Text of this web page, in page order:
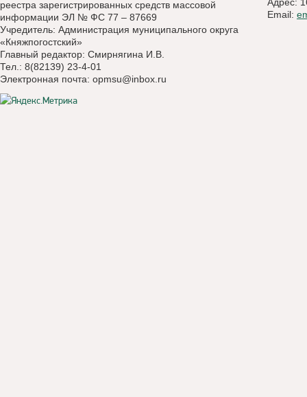
реестра зарегистрированных средств массовой
информации ЭЛ № ФС 77 – 87669
Учредитель: Администрация муниципального округа
«Княжпогостский»
Главный редактор: Смирнягина И.В.
Тел.: 8(82139) 23-4-01
Электронная почта: opmsu@inbox.ru
Email: